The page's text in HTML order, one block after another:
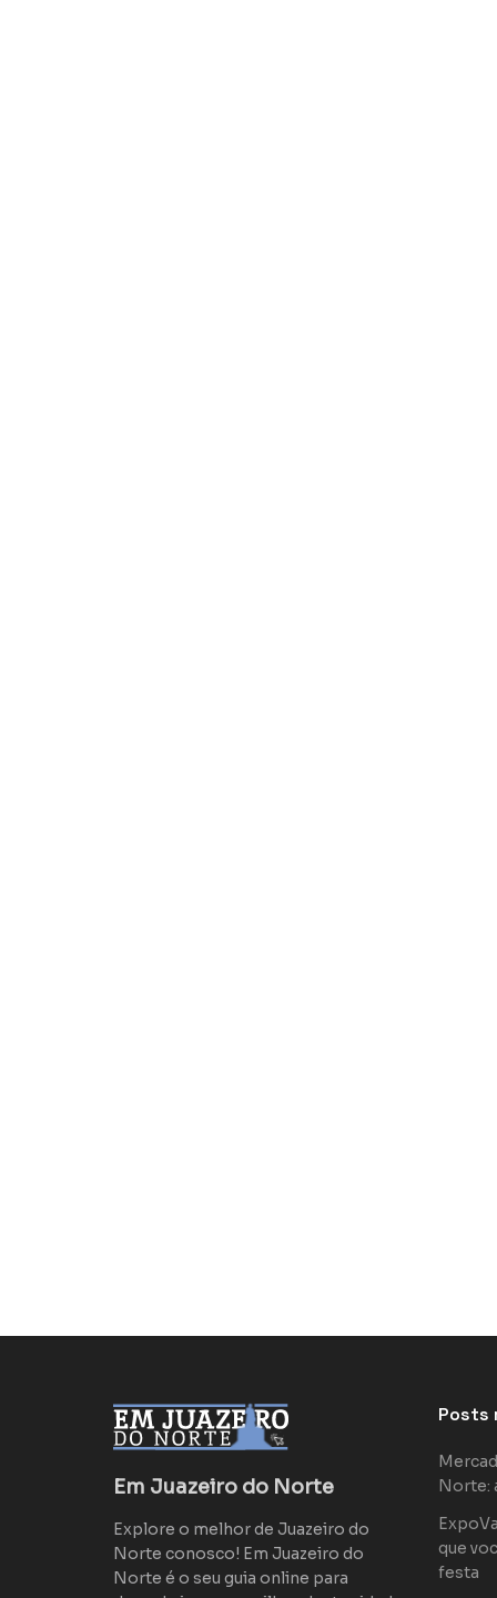
Em Juazeiro do Norte
Explore o melhor de Juazeiro do
Norte conosco! Em Juazeiro do
Norte é o seu guia online para
Posts
Norte:
que
festa